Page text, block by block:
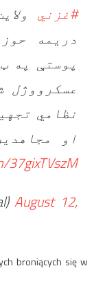
#غزني
دریمه
پوستې په
عسکرووژل
نظامي
او
37gixTVszM
August 12,
broniących się w